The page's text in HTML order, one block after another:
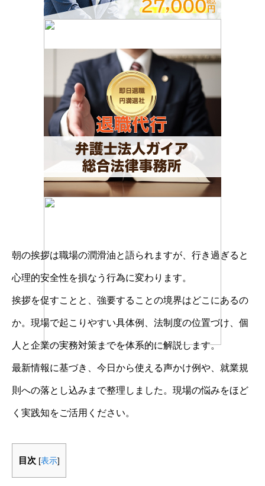
朝の挨拶は職場の潤滑油と語られますが、行き過ぎると
心理的安全性を損なう行為に変わります。
挨拶を促すことと、強要することの境界はどこにあるの
か。現場で起こりやすい具体例、法制度の位置づけ、個
人と企業の実務対策までを体系的に解説します。
最新情報に基づき、今日から使える声かけ例や、就業規
則への落とし込みまで整理しました。現場の悩みをほど
く実践知をご活用ください。
目次 [表示]